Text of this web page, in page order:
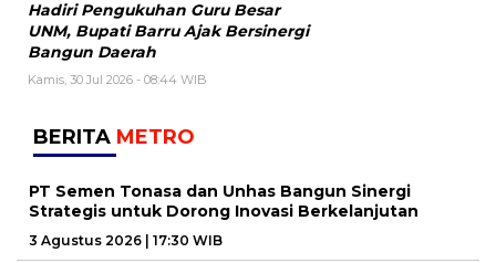
Hadiri Pengukuhan Guru Besar
UNM, Bupati Barru Ajak Bersinergi
Bangun Daerah
Kamis, 30 Jul 2026 - 08:44 WIB
BERITA METRO
PT Semen Tonasa dan Unhas Bangun Sinergi
Strategis untuk Dorong Inovasi Berkelanjutan
3 Agustus 2026 | 17:30 WIB